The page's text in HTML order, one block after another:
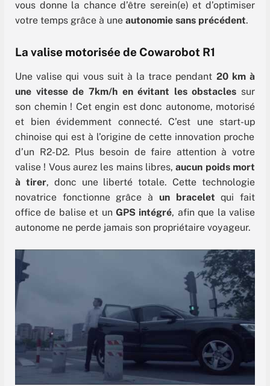
vous donne la chance d’être serein(e) et d’optimiser
votre temps grâce à une autonomie sans précédent.
La valise motorisée de Cowarobot R1
Une valise qui vous suit à la trace pendant 20 km à
une vitesse de 7km/h en évitant les obstacles sur
son chemin ! Cet engin est donc autonome, motorisé
et bien évidemment connecté. C’est une start-up
chinoise qui est à l’origine de cette innovation proche
d’un R2-D2. Plus besoin de faire attention à votre
valise ! Vous aurez les mains libres, aucun poids mort
à tirer, donc une liberté totale. Cette technologie
novatrice fonctionne grâce à un braceletqui fait
office de balise et un GPS intégré, afin que la valise
autonome ne perde jamais son propriétaire voyageur.